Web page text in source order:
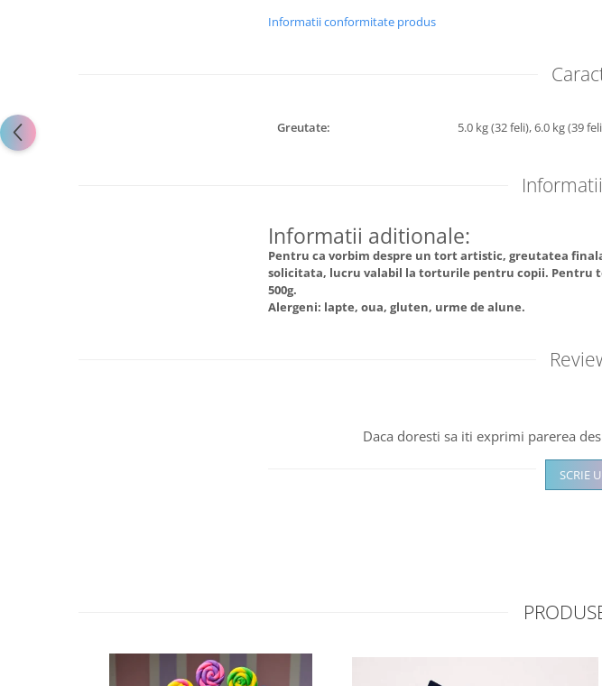
Informatii conformitate produs
Greutate: 5.0 kg (32 feli),6.0 kg (39
Informatii aditionale:
Pentru ca vorbim despre un tort artistic, greutatea
solicitata, lucru valabil la torturile pentru copii. Pentru
500g.
Alergeni: lapte, oua, gluten, urme de alune.
Daca doresti sa iti exprimi parerea
SCRIE